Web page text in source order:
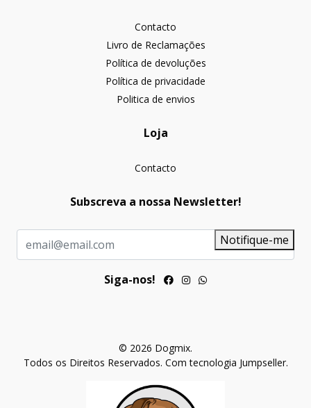
Contacto
Livro de Reclamações
Política de devoluções
Política de privacidade
Politica de envios
Loja
Contacto
Subscreva a nossa Newsletter!
Notifique-me
Siga-nos!
© 2026 Dogmix.
Todos os Direitos Reservados. Com tecnologia Jumpseller.